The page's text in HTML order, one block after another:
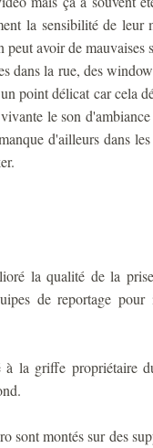
la sensibilité de leur
avoir de mauvaises
dans la rue, des
point délicat car cela
le son
d'ailleurs dans
la qualité de la
de reportage
la griffe propriétaire
sont montés sur des